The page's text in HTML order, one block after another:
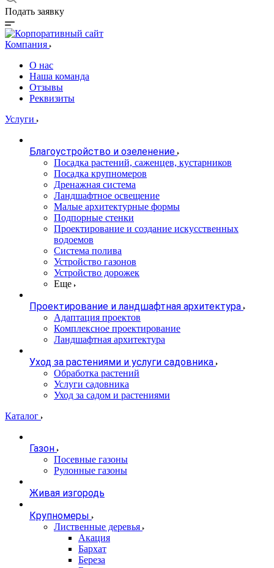
Подать заявку
Компания
О нас
Наша команда
Отзывы
Реквизиты
Услуги
Благоустройство и озеленение
Посадка растений, саженцев, кустарников
Посадка крупномеров
Дренажная система
Ландшафтное освещение
Малые архитектурные формы
Подпорные стенки
Проектирование и создание искусственных
водоемов
Система полива
Устройство газонов
Устройство дорожек
Еще
Проектирование и ландшафтная архитектура
Адаптация проектов
Комплексное проектирование
Ландшафтная архитектура
Уход за растениями и услуги садовника
Обработка растений
Услуги садовника
Уход за садом и растениями
Каталог
Газон
Посевные газоны
Рулонные газоны
Живая изгородь
Крупномеры
Лиственные деревья
Акация
Бархат
Береза